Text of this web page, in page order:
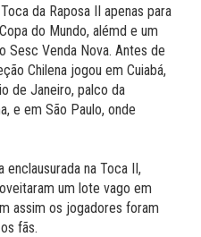
da Raposa II apenas para
do Mundo, alémd e um
Sesc Venda Nova. Antes de
Chilena jogou em Cuiabá,
de Janeiro, palco da
e em São Paulo, onde
enclausurada na Toca II,
um lote vago em
assim os jogadores foram
fãs.